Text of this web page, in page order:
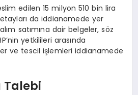
edilen 15 milyon 510 bin lira
da iddianamede yer
satımına dair belgeler, söz
yetkilileri arasında
ve tescil işlemleri iddianamede
Talebi